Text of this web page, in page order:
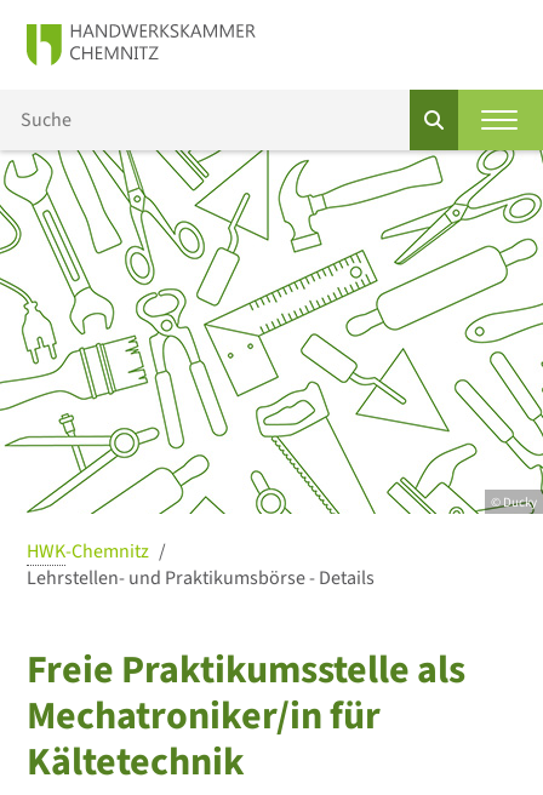
© Ducky
HWK-Chemnitz
Lehrstellen- und Praktikumsbörse - Details
Freie Praktikumsstelle als
Mechatroniker/in für
Kältetechnik